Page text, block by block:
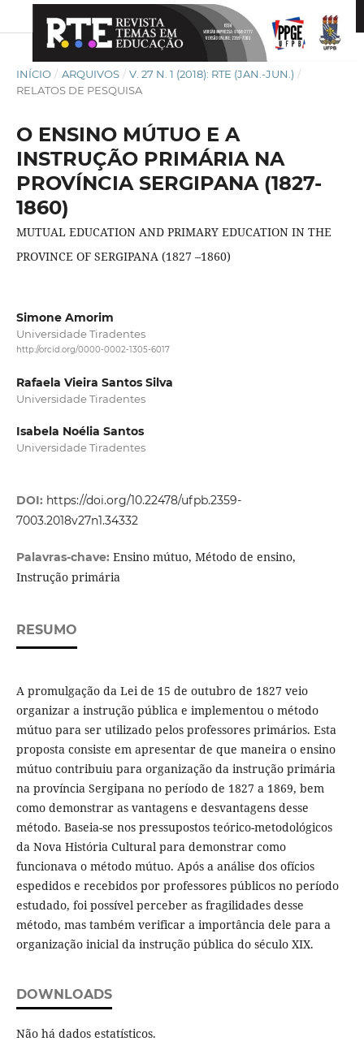
INÍCIO / ARQUIVOS / V. 27 N. 1 (2018): RTE (JAN.-JUN.) /
RELATOS DE PESQUISA
O ENSINO MÚTUO E A
INSTRUÇÃO PRIMÁRIA NA
PROVÍNCIA SERGIPANA (1827-
1860)
MUTUAL EDUCATION AND PRIMARY EDUCATION IN THE
PROVINCE OF SERGIPANA (1827 –1860)
Simone Amorim
Universidade Tiradentes
http://orcid.org/0000-0002-1305-6017
Rafaela Vieira Santos Silva
Universidade Tiradentes
Isabela Noélia Santos
Universidade Tiradentes
DOI: https://doi.org/10.22478/ufpb.2359-
7003.2018v27n1.34332
Palavras-chave: Ensino mútuo, Método de ensino,
Instrução primária
RESUMO
A promulgação da Lei de 15 de outubro de 1827 veio
organizar a instrução pública e implementou o método
mútuo para ser utilizado pelos professores primários. Esta
proposta consiste em apresentar de que maneira o ensino
mútuo contribuiu para organização da instrução primária
na província Sergipana no período de 1827 a 1869, bem
como demonstrar as vantagens e desvantagens desse
método. Baseia-se nos pressupostos teórico-metodológicos
da Nova História Cultural para demonstrar como
funcionava o método mútuo. Após a análise dos ofícios
espedidos e recebidos por professores públicos no período
estudado, foi possível perceber as fragilidades desse
método, mas também verificar a importância dele para a
organização inicial da instrução pública do século XIX.
DOWNLOADS
Não há dados estatísticos.